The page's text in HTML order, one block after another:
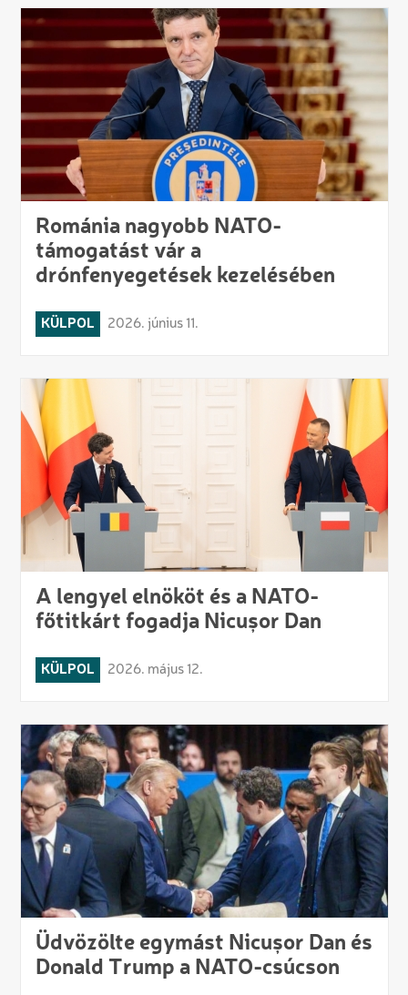
Románia nagyobb NATO-
támogatást vár a
drónfenyegetések kezelésében
KÜLPOL 2026. június 11.
A lengyel elnököt és a NATO-
főtitkárt fogadja Nicușor Dan
KÜLPOL 2026. május 12.
Üdvözölte egymást Nicușor Dan és
Donald Trump a NATO-csúcson